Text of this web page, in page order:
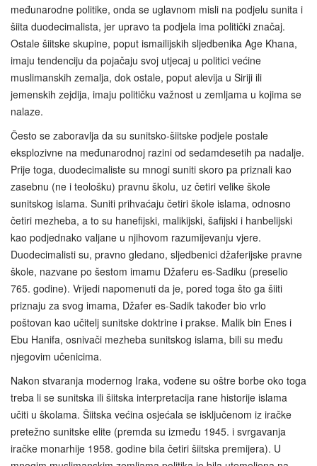
međunarodne politike, onda se uglavnom misli na podjelu sunita i
šiita duodecimalista, jer upravo ta podjela ima politički značaj.
Ostale šiitske skupine, poput ismailijskih sljedbenika Age Khana,
imaju tendenciju da pojačaju svoj utjecaj u politici većine
muslimanskih zemalja, dok ostale, poput alevija u Siriji ili
jemenskih zejdija, imaju političku važnost u zemljama u kojima se
nalaze.
Često se zaboravlja da su sunitsko-šiitske podjele postale
eksplozivne na međunarodnoj razini od sedamdesetih pa nadalje.
Prije toga, duodecimaliste su mnogi suniti skoro pa priznali kao
zasebnu (ne i teološku) pravnu školu, uz četiri velike škole
sunitskog islama. Suniti prihvaćaju četiri škole islama, odnosno
četiri mezheba, a to su hanefijski, malikijski, šafijski i hanbelijski
kao podjednako valjane u njihovom razumijevanju vjere.
Duodecimalisti su, pravno gledano, sljedbenici džaferijske pravne
škole, nazvane po šestom imamu Džaferu es-Sadiku (preselio
765. godine). Vrijedi napomenuti da je, pored toga što ga šiiti
priznaju za svog imama, Džafer es-Sadik također bio vrlo
poštovan kao učitelj sunitske doktrine i prakse. Malik bin Enes i
Ebu Hanifa, osnivači mezheba sunitskog islama, bili su među
njegovim učenicima.
Nakon stvaranja modernog Iraka, vođene su oštre borbe oko toga
treba li se sunitska ili šiitska interpretacija rane historije islama
učiti u školama. Šiitska većina osjećala se isključenom iz iračke
pretežno sunitske elite (premda su između 1945. i svrgavanja
iračke monarhije 1958. godine bila četiri šiitska premijera). U